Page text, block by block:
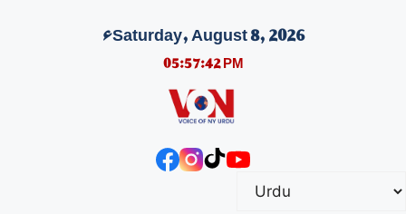
Saturday, August 8, 2026ء
05:57:43 PM